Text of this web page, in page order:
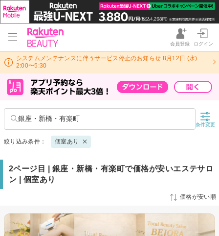
会員登録 ログイン
システムメンテナンスに伴うサービス停止のお知らせ 8月12日 (水)
2:00〜5:30
銀座・新橋・有楽町
条件変更
絞り込み条件： 個室あり
2ページ目 | 銀座・新橋・有楽町で価格が安いエステサロ
ン | 個室あり
価格が安い順